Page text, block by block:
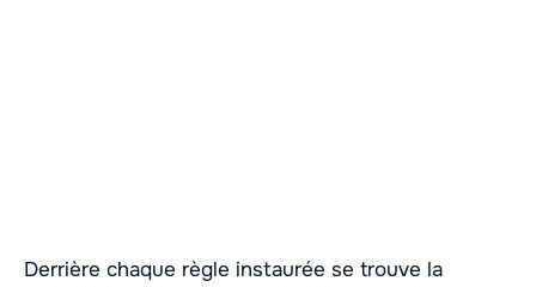
Derrière chaque règle instaurée se trouve la